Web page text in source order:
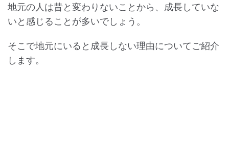
地元の人は昔と変わりないことから、成長していな
いと感じることが多いでしょう。
そこで地元にいると成長しない理由についてご紹介
します。